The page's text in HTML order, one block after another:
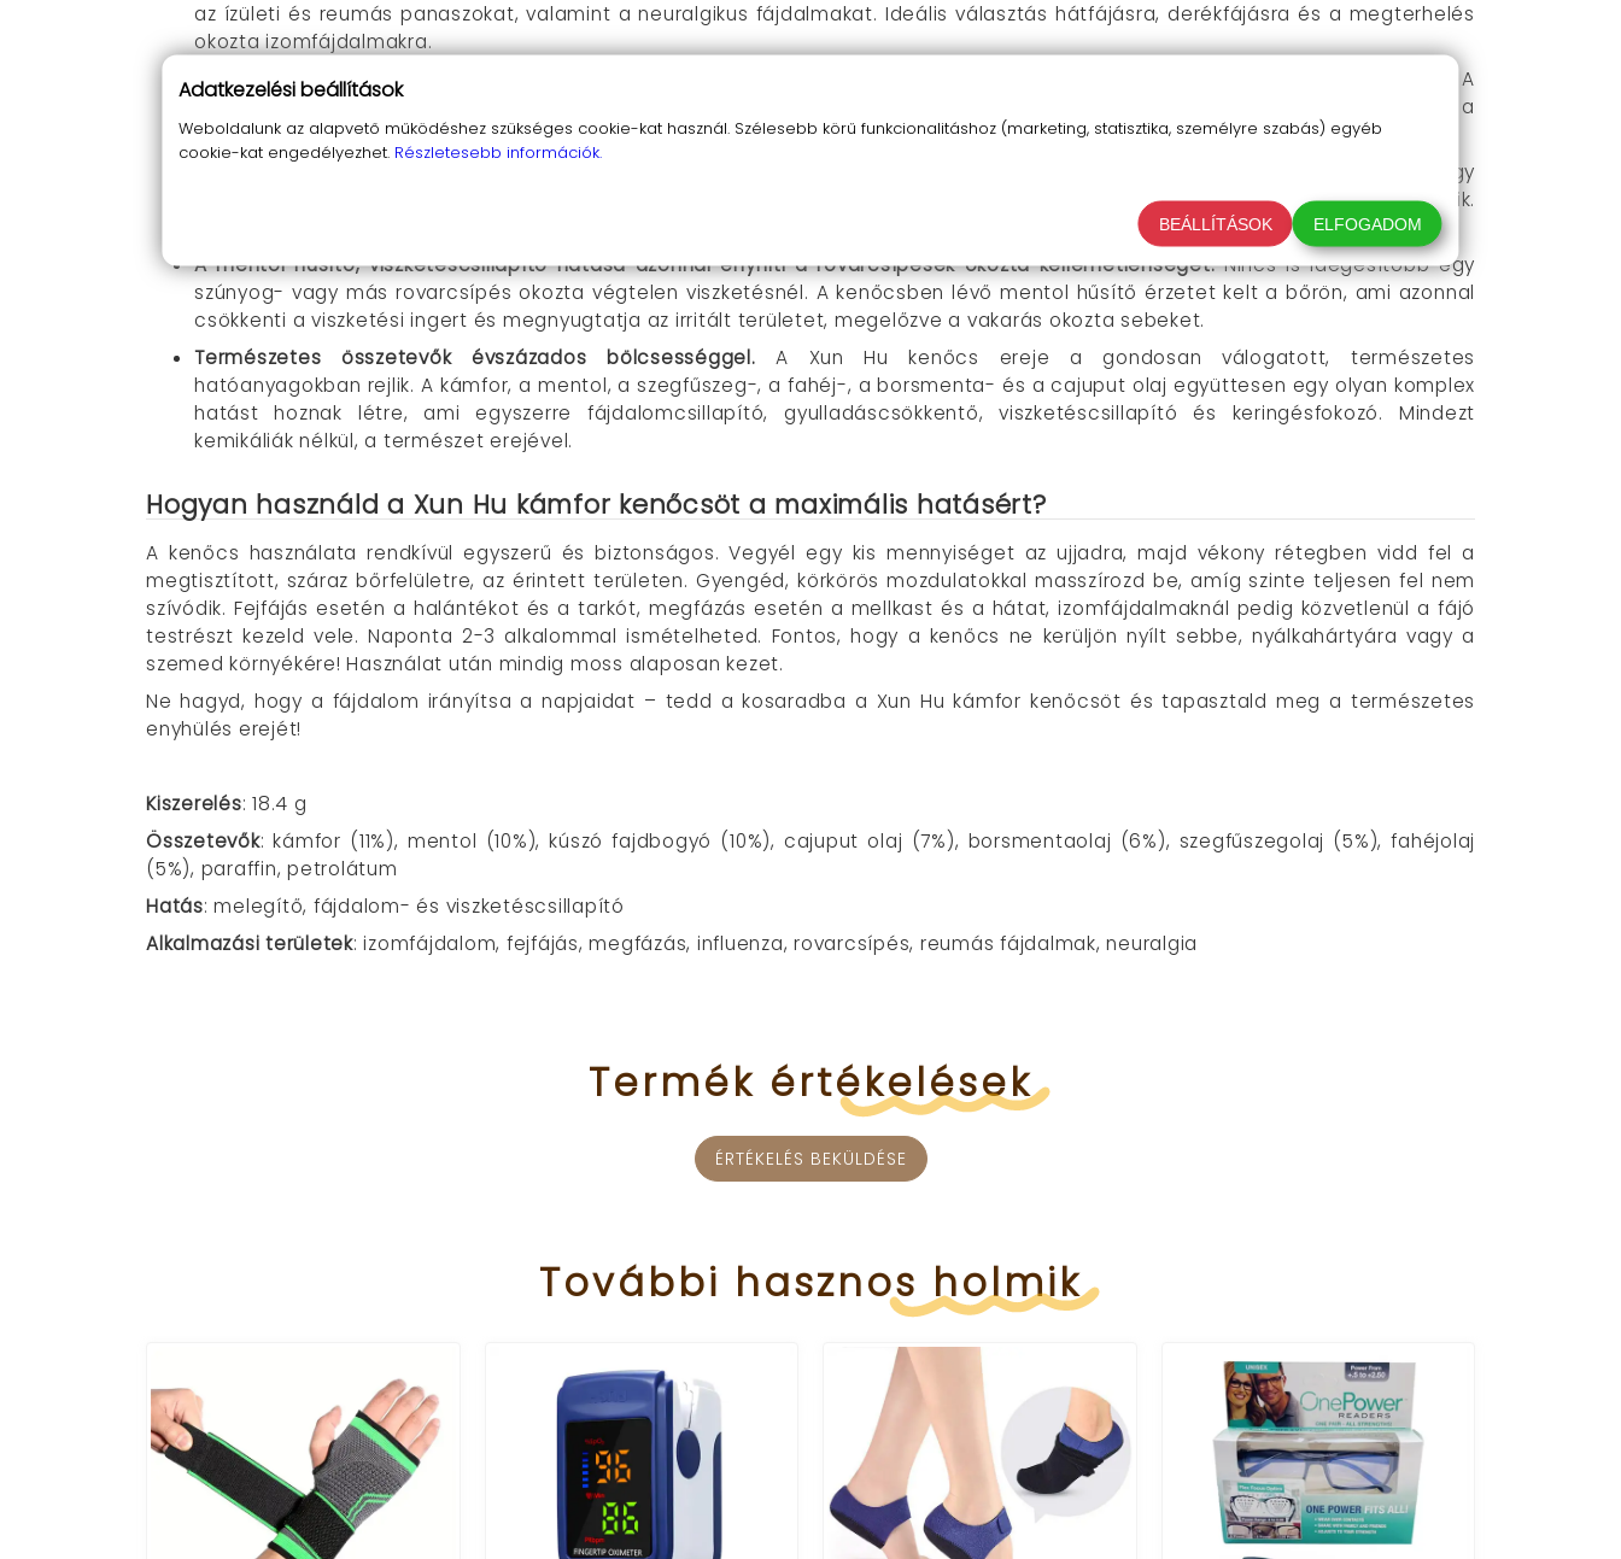
az ízületi és reumás panaszokat, valamint a neuralgikus fájdalmakat. Ideális választás hátfájásra, derékfájásra és a megterhelés
okozta izomfájdalmakra.
Tiszta légutak és könnyebb lélegzetvétel.
Megfáztál vagy influenzás vagy? A Xun Hu kámforos kenőcs a te legjobb barátod lesz. A
mentol, a borsmentaolaj és a cajuput olaj belélegzése segít tisztítani az eldugult orrot és a légutakat. Dörzsölj egy keveset a
mellkasodra vagy a hátadra, és élvezd a felszabadító, hűsítő-melegítő hatást, ami megkönnyíti a légzést, különösen éjszaka.
A lüktető, migrénes fejfájás pillanatok alatt elronthatja a kedved. Ne hagyd, hogy
átvegye az uralmat! Masszírozz egy borsónyi mennyiséget a halántékodra és a tarkódra, és érezd, ahogy a feszültség oldódik.
A mentol hűsítő, viszketéscsillapító hatása azonnal enyhíti a rovarcsípések okozta kellemetlenséget.Nincs is idegesítőbb egy
szúnyog- vagy más rovarcsípés okozta végtelen viszketésnél. A kenőcsben lévő mentol hűsítő érzetet kelt a bőrön, ami azonnal
csökkenti a viszketési ingert és megnyugtatja az irritált területet, megelőzve a vakarás okozta sebeket.
Természetes összetevők évszázados bölcsességgel.A Xun Hu kenőcs ereje a gondosan válogatott, természetes
hatóanyagokban rejlik. A kámfor, a mentol, a szegfűszeg-, a fahéj-, a borsmenta- és a cajuput olaj együttesen egy olyan komplex
hatást hoznak létre, ami egyszerre fájdalomcsillapító, gyulladáscsökkentő, viszketéscsillapító és keringésfokozó. Mindezt
kemikáliák nélkül, a természet erejével.
Hogyan használd a Xun Hu kámfor kenőcsöt a maximális hatásért?
A kenőcs használata rendkívül egyszerű és biztonságos. Vegyél egy kis mennyiséget az ujjadra, majd vékony rétegben vidd fel a
megtisztított, száraz bőrfelületre, az érintett területen. Gyengéd, körkörös mozdulatokkal masszírozd be, amíg szinte teljesen fel nem
szívódik. Fejfájás esetén a halántékot és a tarkót, megfázás esetén a mellkast és a hátat, izomfájdalmaknál pedig közvetlenül a fájó
testrészt kezeld vele. Naponta 2-3 alkalommal ismételheted. Fontos, hogy a kenőcs ne kerüljön nyílt sebbe, nyálkahártyára vagy a
szemed környékére! Használat után mindig moss alaposan kezet.
Ne hagyd, hogy a fájdalom irányítsa a napjaidat – tedd a kosaradba a Xun Hu kámfor kenőcsöt és tapasztald meg a természetes
enyhülés erejét!
Kiszerelés: 18.4 g
Összetevők: kámfor (11%), mentol (10%), kúszó fajdbogyó (10%), cajuput olaj (7%), borsmentaolaj (6%), szegfűszegolaj (5%), fahéjolaj
(5%), paraffin, petrolátum
Hatás: melegítő, fájdalom- és viszketéscsillapító
Alkalmazási területek: izomfájdalom, fejfájás, megfázás, influenza, rovarcsípés, reumás fájdalmak, neuralgia
Termék értékelések
ÉRTÉKELÉS BEKÜLDÉSE
További hasznos holmik
Adatkezelési beállítások
Weboldalunk az alapvető működéshez szükséges cookie-kat használ. Szélesebb körű funkcionalitáshoz (marketing, statisztika, személyre szabás) egyéb
cookie-kat engedélyezhet. Részletesebb információk.
BEÁLLÍTÁSOK ELFOGADOM